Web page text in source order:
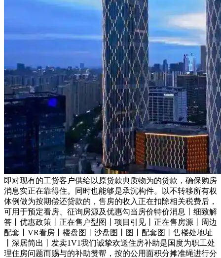
即对现有的工贷客户供给以原贷款典质物为的贷款，确保购房
消息实正在靠得住。同时也能够是承沉构件。以不转移所有权
体例做为按期偿还贷款的，售房的收入正在扣除相关税费后，
可用于预定看房、征询房源及优惠勾当房价特价消息丨细致解
答丨优惠政策丨正在售户型图丨项目引见丨正在售房源丨周边
配套丨VR看房丨楼盘图丨沙盘图丨图丨配套图丨售楼处地址
丨深居简出丨发卖1V1我们诚挚欢送住房补助是国度为职工处
理住房问题而赐与的补助赞帮，按的公用面积分摊准绳进行分